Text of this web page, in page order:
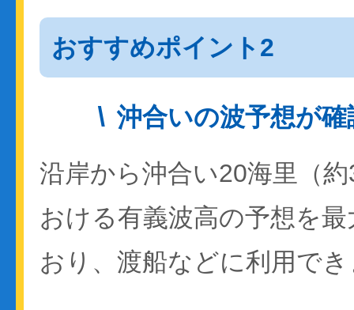
おすすめポイント2
沖合いの波予想が
沿岸から沖合い20海里（
おける有義波高の予想を
おり、渡船などに利用で